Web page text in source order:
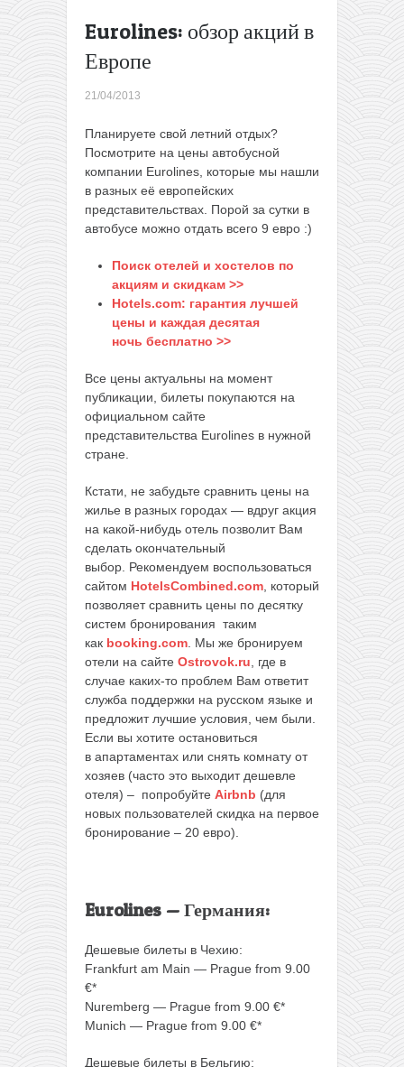
Eurolines: обзор акций в
Европе
21/04/2013
Планируете свой летний отдых?
Посмотрите на цены автобусной
компании Eurolines, которые мы нашли
в разных её европейских
представительствах. Порой за сутки в
автобусе можно отдать всего 9 евро :)
Поиск отелей и хостелов по
акциям и скидкам >>
Hotels.com: гарантия лучшей
цены и каждая десятая
ночь бесплатно >>
Все цены актуальны на момент
публикации, билеты покупаются на
официальном сайте
представительства Eurolines в нужной
стране.
Кстати, не забудьте сравнить цены на
жилье в разных городах — вдруг акция
на какой-нибудь отель позволит Вам
сделать окончательный
выбор. Рекомендуем воспользоваться
сайтом HotelsCombined.com , который
позволяет сравнить цены по десятку
систем бронирования таким
как booking.com . Мы же бронируем
отели на сайте Ostrovok.ru , где в
случае каких-то проблем Вам ответит
служба поддержки на русском языке и
предложит лучшие условия, чем были.
Если вы хотите остановиться
в апартаментах или снять комнату от
хозяев (часто это выходит дешевле
отеля) – попробуйте Airbnb (для
новых пользователей скидка на первое
бронирование – 20 евро).
Eurolines — Германия:
Дешевые билеты в Чехию:
Frankfurt am Main — Prague from 9.00
€*
Nuremberg — Prague from 9.00 €*
Munich — Prague from 9.00 €*
Дешевые билеты в Бельгию:
Польши